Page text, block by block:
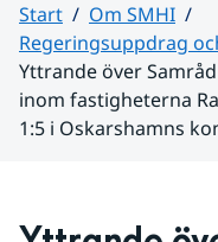
Start
Om SMHI
Regeringsuppdrag
Yttrande över
inom fastigheterna
1:5 i Oskarshamns